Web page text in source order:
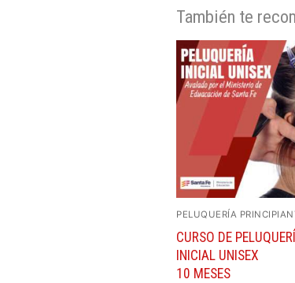
También te
PELUQUERÍA
CURSO DE
INICIAL UNISEX
10 MESES